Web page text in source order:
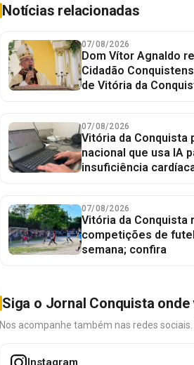
Notícias relacionadas
07/08/2026
Dom Vítor Agnaldo
Cidadão
de Vitória da
07/08/2026
Vitória da Conquista
nacional que usa IA
insuficiência
07/08/2026
Vitória da Conquista
competições de
semana; confira
Siga o Jornal Conquista
Nos acompanhe também nas redes sociais.
Instagram